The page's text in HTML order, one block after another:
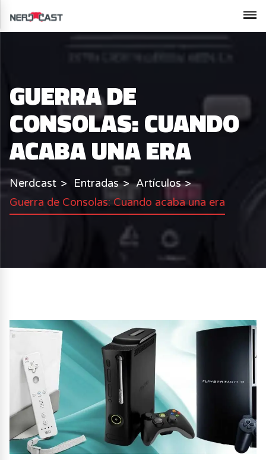
GUERRA DE
CONSOLAS: CUANDO
ACABA UNA ERA
Nerdcast Entradas
Artículos
Guerra de Consolas: Cuando acaba una era